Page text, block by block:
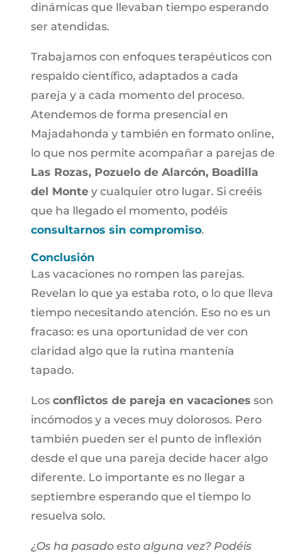
dinámicas que llevaban tiempo esperando
ser atendidas.
Trabajamos con enfoques terapéuticos con
respaldo científico, adaptados a cada
pareja y a cada momento del proceso.
Atendemos de forma presencial en
Majadahonda y también en formato online,
lo que nos permite acompañar a parejas de
Las Rozas, Pozuelo de Alarcón, Boadilla
del Montey cualquier otro lugar. Si creéis
que ha llegado el momento, podéis
consultarnos sin compromiso.
Conclusión
Las vacaciones no rompen las parejas.
Revelan lo que ya estaba roto, o lo que lleva
tiempo necesitando atención. Eso no es un
fracaso: es una oportunidad de ver con
claridad algo que la rutina mantenía
tapado.
Los conflictos de pareja en vacaciones son
incómodos y a veces muy dolorosos. Pero
también pueden ser el punto de inflexión
desde el que una pareja decide hacer algo
diferente. Lo importante es no llegar a
septiembre esperando que el tiempo lo
resuelva solo.
¿Os ha pasado esto alguna vez? Podéis